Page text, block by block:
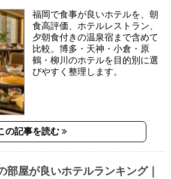
福岡で食事が良いホテルを、朝
食高評価、ホテルレストラン、
夕朝食付きの温泉宿まで含めて
比較。博多・天神・小倉・原
鶴・柳川のホテルを目的別に選
びやすく整理します。
の記事を読む
部屋が良いホテルランキング｜